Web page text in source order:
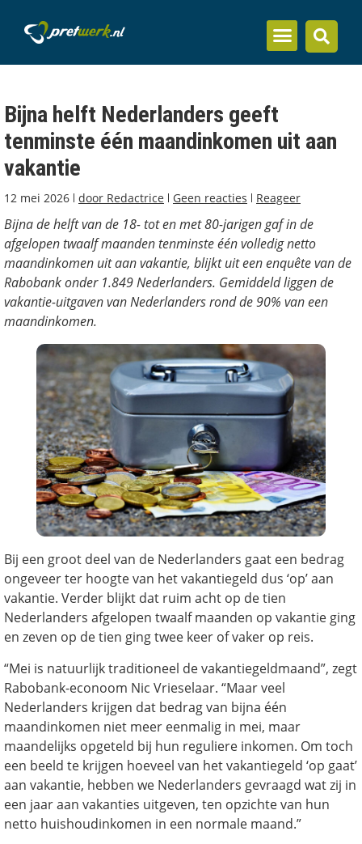
Bijna helft Nederlanders geeft
tenminste één maandinkomen uit aan
vakantie
12 mei 2026 door Redactrice Geen reacties Reageer
Bijna de helft van de 18- tot en met 80-jarigen gaf in de
afgelopen twaalf maanden tenminste één volledig netto
maandinkomen uit aan vakantie, blijkt uit een enquête van de
Rabobank onder 1.849 Nederlanders. Gemiddeld liggen de
vakantie-uitgaven van Nederlanders rond de 90% van een
maandinkomen.
Bij een groot deel van de Nederlanders gaat een bedrag
ongeveer ter hoogte van het vakantiegeld dus ‘op’ aan
vakantie. Verder blijkt dat ruim acht op de tien
Nederlanders afgelopen twaalf maanden op vakantie ging
en zeven op de tien ging twee keer of vaker op reis.
“Mei is natuurlijk traditioneel de vakantiegeldmaand”, zegt
Rabobank-econoom Nic Vrieselaar. “Maar veel
Nederlanders krijgen dat bedrag van bijna één
maandinkomen niet meer eenmalig in mei, maar
maandelijks opgeteld bij hun reguliere inkomen. Om toch
een beeld te krijgen hoeveel van het vakantiegeld ‘op gaat’
aan vakantie, hebben we Nederlanders gevraagd wat zij in
een jaar aan vakanties uitgeven, ten opzichte van hun
netto huishoudinkomen in een normale maand.”